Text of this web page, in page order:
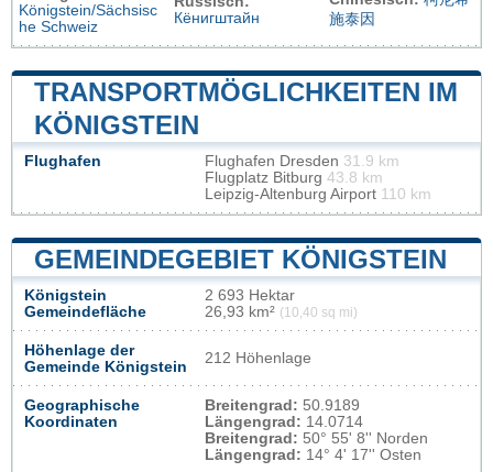
Königstein/Sächsisc
he Schweiz
Кёнигштайн
施泰因
TRANSPORTMÖGLICHKEITEN IM
KÖNIGSTEIN
Flughafen Flughafen Dresden 31.9 km
Flugplatz Bitburg 43.8 km
Leipzig-Altenburg Airport 110 km
GEMEINDEGEBIET KÖNIGSTEIN
Königstein
Gemeindefläche
2 693 Hektar
26,93 km² (10,40 sq mi)
Höhenlage der
Gemeinde Königstein
212 Höhenlage
Geographische
Koordinaten
Breitengrad: 50.9189
Längengrad: 14.0714
Breitengrad: 50° 55' 8'' Norden
Längengrad: 14° 4' 17'' Osten